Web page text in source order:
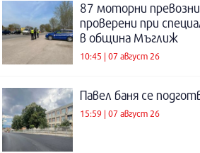
87 моторни
проверени при
в община Мъглиж
10:45 | 07 август 26
Павел баня се
15:59 | 07 август 26